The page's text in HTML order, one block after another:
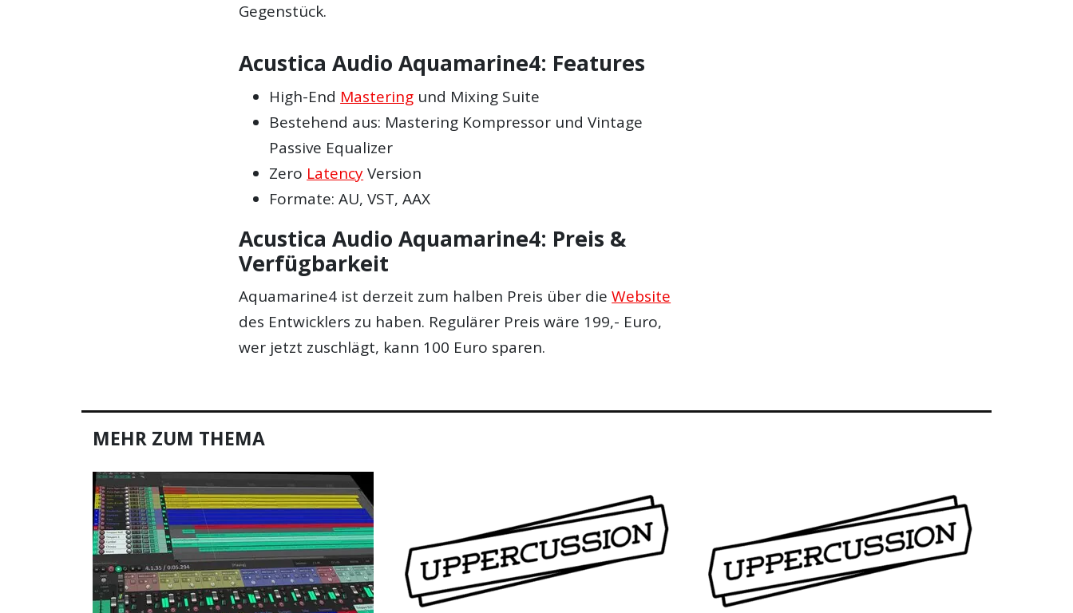
Gegenstück.
Acustica Audio Aquamarine4: Features
High-End Mastering und Mixing Suite
Bestehend aus: Mastering Kompressor und Vintage
Passive Equalizer
Zero LatencyVersion
Formate: AU, VST, AAX
Acustica Audio Aquamarine4: Preis &
Verfügbarkeit
Aquamarine4 ist derzeit zum halben Preis über dieWebsite
des Entwicklers zu haben. Regulärer Preis wäre 199,- Euro,
wer jetzt zuschlägt, kann 100 Euro sparen.
MEHR ZUM THEMA